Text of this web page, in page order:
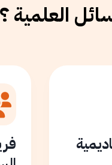
العلمية ؟